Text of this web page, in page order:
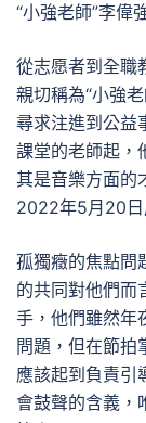
“小強老師”李偉
從志愿者到全職
親切稱為“小強
尋求注進到公益
課堂的老師起，
其是音樂方面的
2022年5月20日
孤獨癥的焦點問
的共同對他們而
手，他們雖然年
問題，但在節拍
應該起到負責引
會鼓聲的含義，